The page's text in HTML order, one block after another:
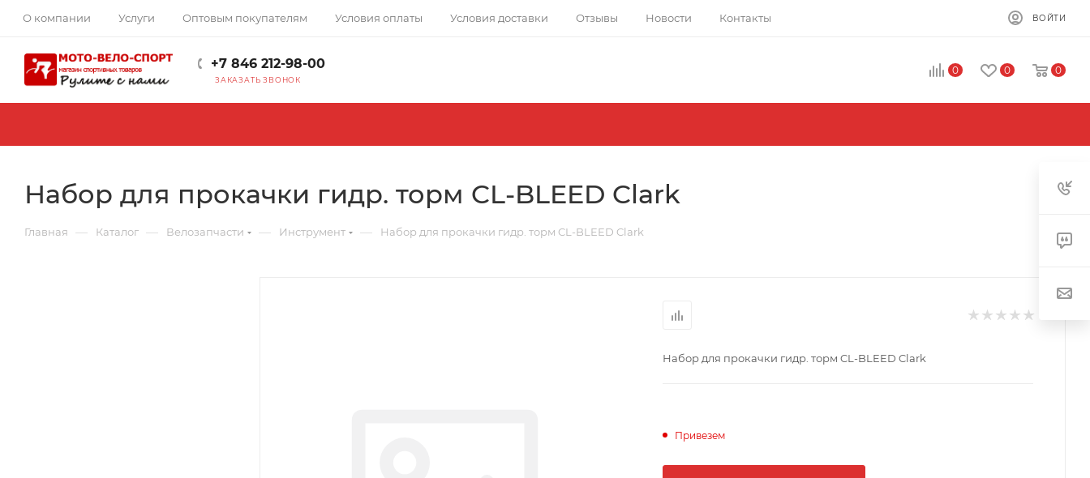
О компании Услуги Оптовым покупателям Условия оплаты Условия доставки Отзывы Новости Контакты ВОЙТИ
+7 846 212-98-00
ЗАКАЗАТЬ ЗВОНОК
0 0 0
Набор для прокачки гидр. торм CL-BLEED Clark
Главная — Каталог — Велозапчасти — Инструмент — Набор для прокачки гидр. торм CL-BLEED Clark
Набор для прокачки гидр. торм CL-BLEED Clark
Привезем